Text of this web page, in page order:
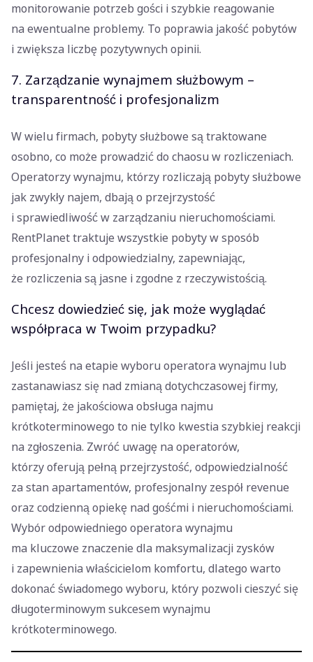
monitorowanie potrzeb gości i szybkie reagowanie
na ewentualne problemy. To poprawia jakość pobytów
i zwiększa liczbę pozytywnych opinii.
7. Zarządzanie wynajmem służbowym –
transparentność i profesjonalizm
W wielu firmach, pobyty służbowe są traktowane
osobno, co może prowadzić do chaosu w rozliczeniach.
Operatorzy wynajmu, którzy rozliczają pobyty służbowe
jak zwykły najem, dbają o przejrzystość
i sprawiedliwość w zarządzaniu nieruchomościami.
RentPlanet traktuje wszystkie pobyty w sposób
profesjonalny i odpowiedzialny, zapewniając,
że rozliczenia są jasne i zgodne z rzeczywistością.
Chcesz dowiedzieć się, jak może wyglądać
współpraca w Twoim przypadku?
Jeśli jesteś na etapie wyboru operatora wynajmu lub
zastanawiasz się nad zmianą dotychczasowej firmy,
pamiętaj, że jakościowa obsługa najmu
krótkoterminowego to nie tylko kwestia szybkiej reakcji
na zgłoszenia. Zwróć uwagę na operatorów,
którzy oferują pełną przejrzystość, odpowiedzialność
za stan apartamentów, profesjonalny zespół revenue
oraz codzienną opiekę nad gośćmi i nieruchomościami.
Wybór odpowiedniego operatora wynajmu
ma kluczowe znaczenie dla maksymalizacji zysków
i zapewnienia właścicielom komfortu, dlatego warto
dokonać świadomego wyboru, który pozwoli cieszyć się
długoterminowym sukcesem wynajmu
krótkoterminowego.